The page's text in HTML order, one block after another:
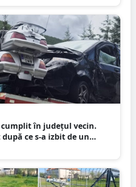
cumplit în județul vecin.
ce s-a izbit de un